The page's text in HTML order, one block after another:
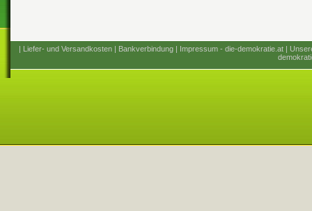
| Liefer- und Versandkosten | Bankverbindung | Impressum - die-demokratie.at |